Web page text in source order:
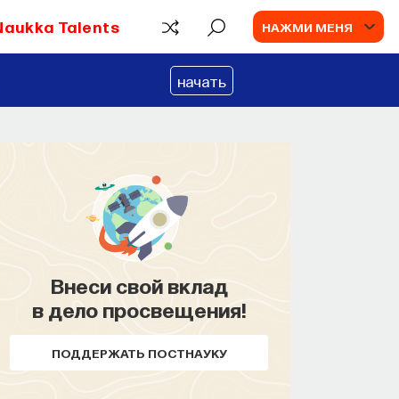
Talents НАЖМИ МЕНЯ
начать
Внеси свой вклад
в дело просвещения!
ПОДДЕРЖАТЬ ПОСТНАУКУ
Что такое партнёрский материал?